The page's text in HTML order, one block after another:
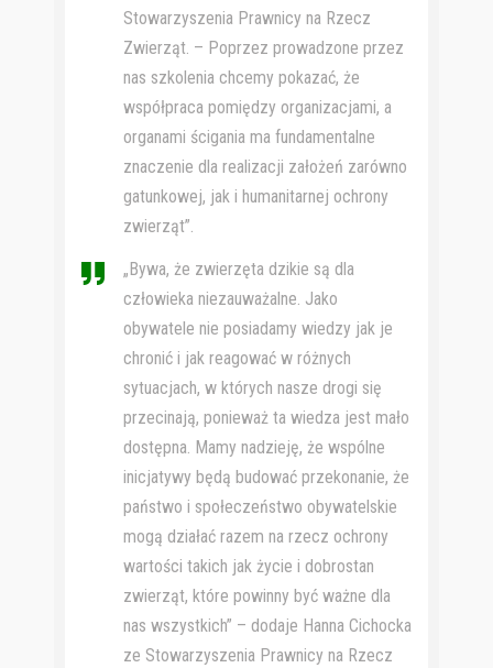
Stowarzyszenia Prawnicy na Rzecz
Zwierząt. – Poprzez prowadzone przez
nas szkolenia chcemy pokazać, że
współpraca pomiędzy organizacjami, a
organami ścigania ma fundamentalne
znaczenie dla realizacji założeń zarówno
gatunkowej, jak i humanitarnej ochrony
zwierząt”.
„Bywa, że zwierzęta dzikie są dla
człowieka niezauważalne. Jako
obywatele nie posiadamy wiedzy jak je
chronić i jak reagować w różnych
sytuacjach, w których nasze drogi się
przecinają, ponieważ ta wiedza jest mało
dostępna. Mamy nadzieję, że wspólne
inicjatywy będą budować przekonanie, że
państwo i społeczeństwo obywatelskie
mogą działać razem na rzecz ochrony
wartości takich jak życie i dobrostan
zwierząt, które powinny być ważne dla
nas wszystkich” – dodaje Hanna Cichocka
ze Stowarzyszenia Prawnicy na Rzecz